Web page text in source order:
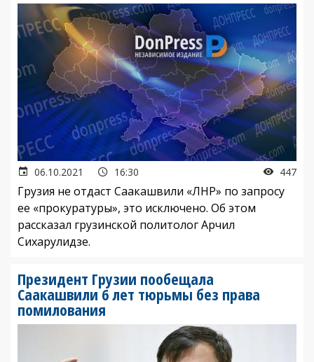
06.10.2021 16:30 447
Грузия не отдаст Саакашвили «ЛНР» по запросу
ее «прокуратуры», это исключено. Об этом
рассказал грузинской политолог Арчил
Сихарулидзе.
Президент Грузии пообещала
Саакашвили 6 лет тюрьмы без права
помилования